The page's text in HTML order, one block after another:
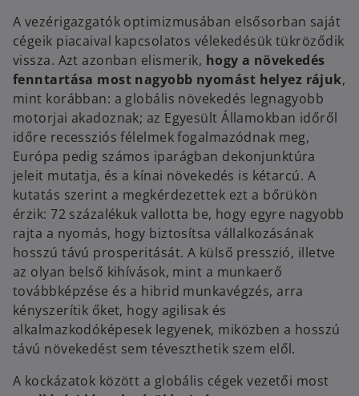
A vezérigazgatók optimizmusában elsősorban saját
cégeik piacaival kapcsolatos vélekedésük tükröződik
vissza. Azt azonban elismerik, hogy a növekedés
fenntartása most nagyobb nyomást helyez rájuk,
mint korábban: a globális növekedés legnagyobb
motorjai akadoznak; az Egyesült Államokban időről
időre recessziós félelmek fogalmazódnak meg,
Európa pedig számos iparágban dekonjunktúra
jeleit mutatja, és a kínai növekedés is kétarcú. A
kutatás szerint a megkérdezettek ezt a bőrükön
érzik: 72 százalékuk vallotta be, hogy egyre nagyobb
rajta a nyomás, hogy biztosítsa vállalkozásának
hosszú távú prosperitását. A külső presszió, illetve
az olyan belső kihívások, mint a munkaerő
továbbképzése és a hibrid munkavégzés, arra
kényszerítik őket, hogy agilisak és
alkalmazkodóképesek legyenek, miközben a hosszú
távú növekedést sem téveszthetik szem elől.
A kockázatok között a globális cégek vezetői most